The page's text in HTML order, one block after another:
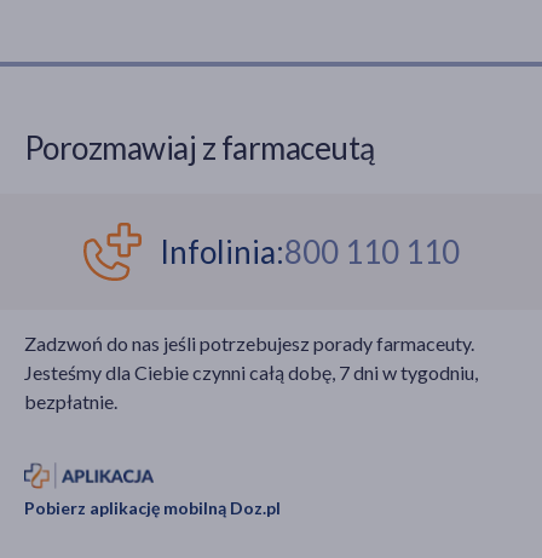
Porozmawiaj z farmaceutą
Infolinia:800 110 110
Zadzwoń do nas jeśli potrzebujesz porady farmaceuty.
Jesteśmy dla Ciebie czynni całą dobę, 7 dni w tygodniu,
bezpłatnie.
Pobierz aplikację mobilną Doz.pl